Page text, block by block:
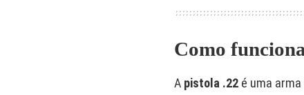
Como
A pistola .22 é uma